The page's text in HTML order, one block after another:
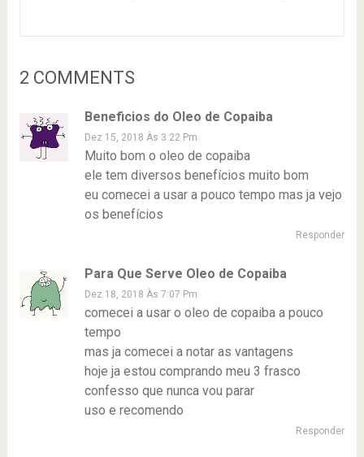
2 COMMENTS
Beneficios do Oleo de Copaiba
Dez 15, 2018 Às 3:22 Pm
Muito bom o oleo de copaiba
ele tem diversos benefícios muito bom
eu comecei a usar a pouco tempo mas ja vejo
os benefícios
Responder
Para Que Serve Oleo de Copaiba
Dez 18, 2018 Às 7:07 Pm
comecei a usar o oleo de copaiba a pouco
tempo
mas ja comecei a notar as vantagens
hoje ja estou comprando meu 3 frasco
confesso que nunca vou parar
uso e recomendo
Responder